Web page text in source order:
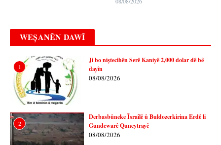
WEȘANÊN DAWÎ
1
Ji bo niştecihên Serê Kaniyê 2,000 dolar dê bê
dayîn
08/08/2026
2
Derbasbûneke Îsraîlê û Buldozerkirina Erdê li
Gundewarê Quneytrayê
08/08/2026